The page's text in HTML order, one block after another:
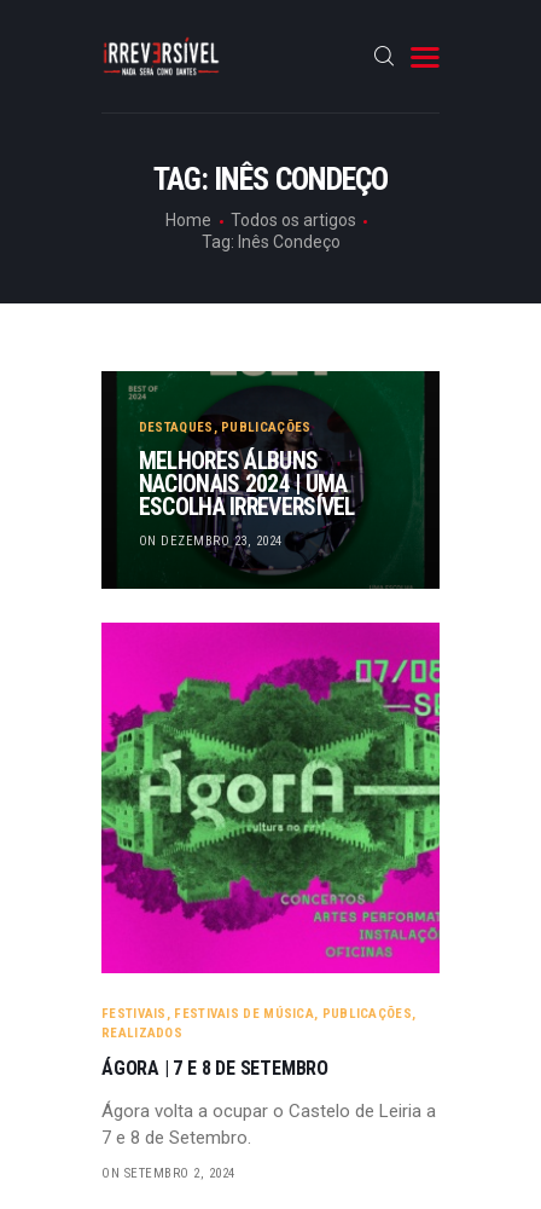
TAG: INÊS CONDEÇO
Home
Todos os artigos
Tag: Inês Condeço
HOME
CRÓNICAS
ENTREVISTAS
RUBRICAS
DESTAQUES ,PUBLICAÇÕES
MELHORES ÁLBUNS
NACIONAIS 2024 | UMA
ESCOLHA IRREVERSÍVEL
ON DEZEMBRO 23, 2024
FESTIVAIS , FESTIVAIS DE MÚSICA, PUBLICAÇÕES,
REALIZADOS
ÁGORA | 7 E 8 DE SETEMBRO
Ágora volta a ocupar o Castelo de Leiria a
7 e 8 de Setembro.
ON SETEMBRO 2, 2024